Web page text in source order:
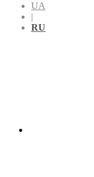
UA
|
RU